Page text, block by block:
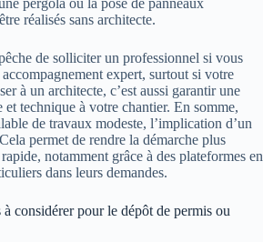
pergola ou la pose de panneaux
réalisés sans architecte.
de solliciter un professionnel si vous
expert, surtout si votre
à un architecte, c’est aussi garantir une
et technique à votre chantier. En somme,
de travaux modeste, l’implication d’un
permet de rendre la démarche plus
notamment grâce à des plateformes en
dans leurs demandes.
considérer pour le dépôt de permis ou